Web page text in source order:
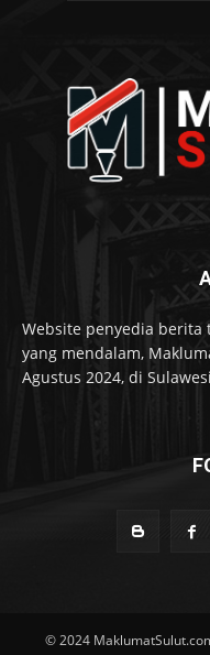
Website penyedia
yang mendalam,
Agustus 2024, di
© 2024